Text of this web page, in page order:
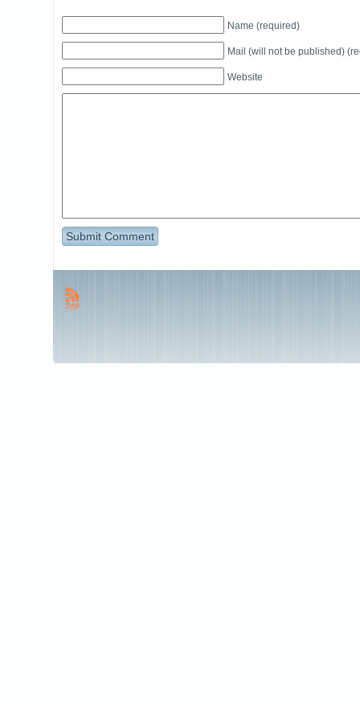
Name (required)
Mail (will not be published)
Website